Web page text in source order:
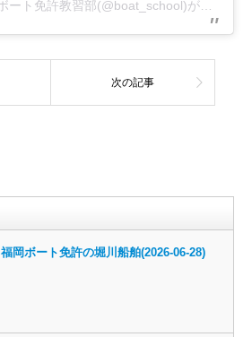
次の記事
福岡ボート免許の堀川船舶(2026-06-28)